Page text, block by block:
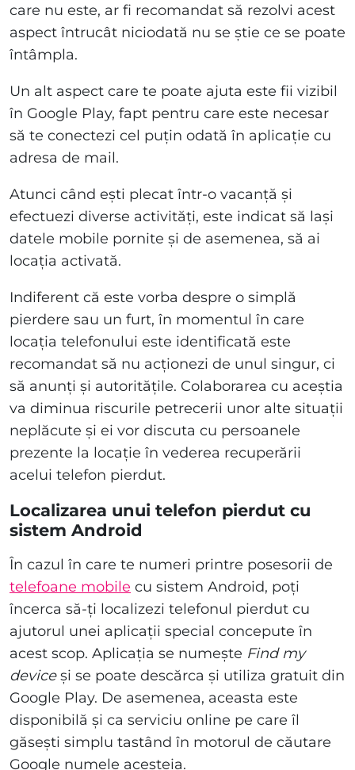
care nu este, ar fi recomandat să rezolvi acest
aspect întrucât niciodată nu se știe ce se poate
întâmpla.
Un alt aspect care te poate ajuta este fii vizibil
în Google Play, fapt pentru care este necesar
să te conectezi cel puțin odată în aplicație cu
adresa de mail.
Atunci când ești plecat într-o vacanță și
efectuezi diverse activități, este indicat să lași
datele mobile pornite și de asemenea, să ai
locația activată.
Indiferent că este vorba despre o simplă
pierdere sau un furt, în momentul în care
locația telefonului este identificată este
recomandat să nu acționezi de unul singur, ci
să anunți și autoritățile. Colaborarea cu aceștia
va diminua riscurile petrecerii unor alte situații
neplăcute și ei vor discuta cu persoanele
prezente la locație în vederea recuperării
acelui telefon pierdut.
Localizarea unui telefon pierdut cu
sistem Android
În cazul în care te numeri printre posesorii de
telefoane mobile cu sistem Android, poți
încerca să-ți localizezi telefonul pierdut cu
ajutorul unei aplicații special concepute în
acest scop. Aplicația se numește Find my
deviceși se poate descărca și utiliza gratuit din
Google Play. De asemenea, aceasta este
disponibilă și ca serviciu online pe care îl
găsești simplu tastând în motorul de căutare
Google numele acesteia.